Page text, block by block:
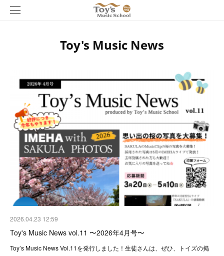
Toy's Music News
2026.04.23 12:59
Toy's Music News vol.11 〜2026年4月号〜
Toy’s Music News Vol.11を発行しました！生徒さんは、ぜひ、トイズの掲